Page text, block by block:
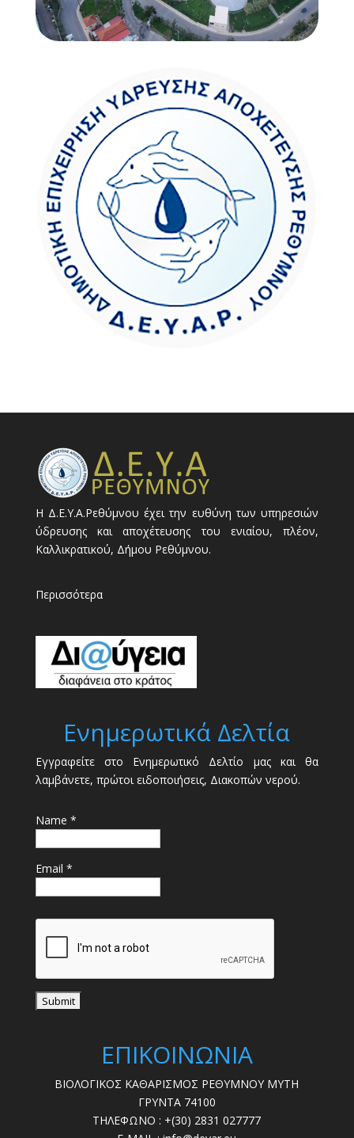
Η Δ.Ε.Υ.Α.Ρεθύμνου έχει την ευθύνη των υπηρεσιών
ύδρευσης και αποχέτευσης του ενιαίου, πλέον,
Καλλικρατικού, Δήμου Ρεθύμνου.
Περισσότερα
Ενημερωτικά Δελτία
Εγγραφείτε στο Ενημερωτικό Δελτίο μας και θα
λαμβάνετε, πρώτοι ειδοποιήσεις, Διακοπών νερού.
Name *
Email *
ΕΠΙΚΟΙΝΩΝΙΑ
ΒΙΟΛΟΓΙΚΟΣ ΚΑΘΑΡΙΣΜΟΣ ΡΕΘΥΜΝΟΥ ΜΥΤΗ
ΓΡΥΝΤΑ 74100
ΤΗΛΕΦΩΝΟ : +(30) 2831 027777